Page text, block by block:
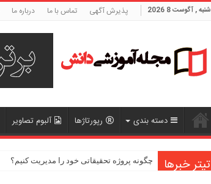
شنبه , آگوست 8 2026 پذیرش آگهی تماس با ما درباره ما
دسته بندی رپورتاژها آلبوم تصاویر
تیتر خبرها چگونه پروژه تحقیقاتی خود را مدیریت کنیم؟